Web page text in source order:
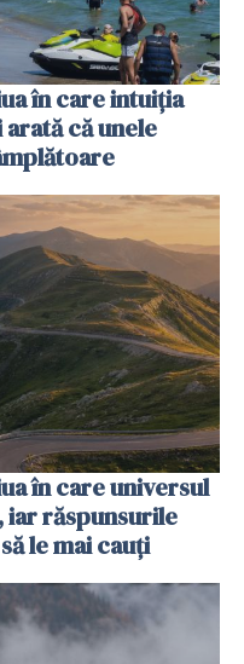
în care intuiția
că unele
în care universul
răspunsurile
le mai cauți